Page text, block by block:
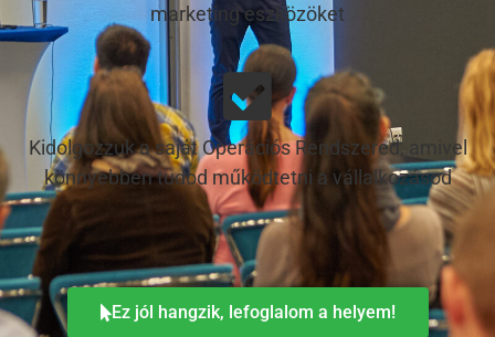
marketing eszközöket
Kidolgozzuk a saját Operációs Rendszered, amivel
könnyebben tudod működtetni a vállalkozásod
Ez jól hangzik, lefoglalom a helyem!